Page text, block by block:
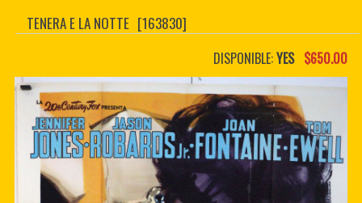
CONTACTER
CUSTOM PDF
TENERA E LA NOTTE [163830]
DISPONIBLE:YES $650.00